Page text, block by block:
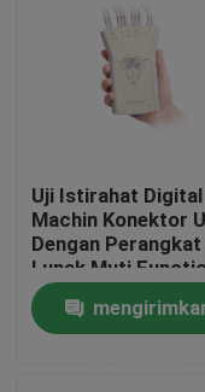
Uji Istirahat Digital
Machin Konektor
Dengan Perangkat
Lunak Muti